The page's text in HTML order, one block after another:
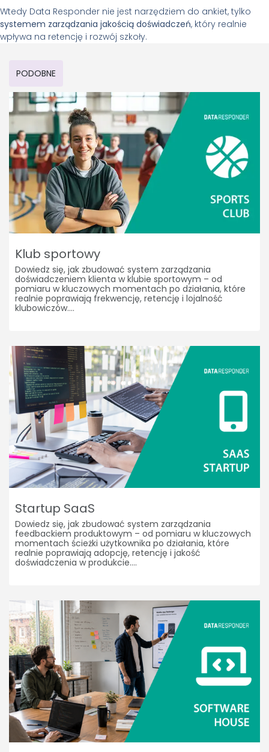
Wtedy Data Responder nie jest narzędziem do ankiet, tylko
systemem zarządzania jakością doświadczeń, który realnie
wpływa na retencję i rozwój szkoły.
PODOBNE
Klub sportowy
Dowiedz się, jak zbudować system zarządzania
doświadczeniem klienta w klubie sportowym – od
pomiaru w kluczowych momentach po działania, które
realnie poprawiają frekwencję, retencję i lojalność
klubowiczów.
Startup SaaS
Dowiedz się, jak zbudować system zarządzania
feedbackiem produktowym – od pomiaru w kluczowych
momentach ścieżki użytkownika po działania, które
realnie poprawiają adopcję, retencję i jakość
doświadczenia w produkcie.